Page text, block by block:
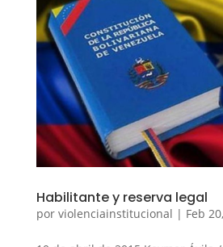
Habilitante y reserva legal
por violenciainstitucional | Feb